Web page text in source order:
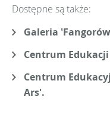
Dostępne są także:
Galeria
Centrum
Centrum
Ars'.